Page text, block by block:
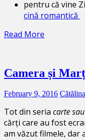
pentru că vine
cină romantică
Read More
Camera și
February 9, 2016 Cătălina
Tot din seria carte
cărți care au fost
am văzut filmele, dar